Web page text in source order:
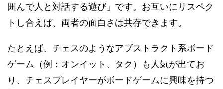
囲んで人と対話する遊び」です。お互いにリスペク
トし合えば、両者の面白さは共存できます。
たとえば、チェスのようなアブストラクト系ボード
ゲーム（例：オンイット、タク）も人気が出てお
り、チェスプレイヤーがボードゲームに興味を持つ